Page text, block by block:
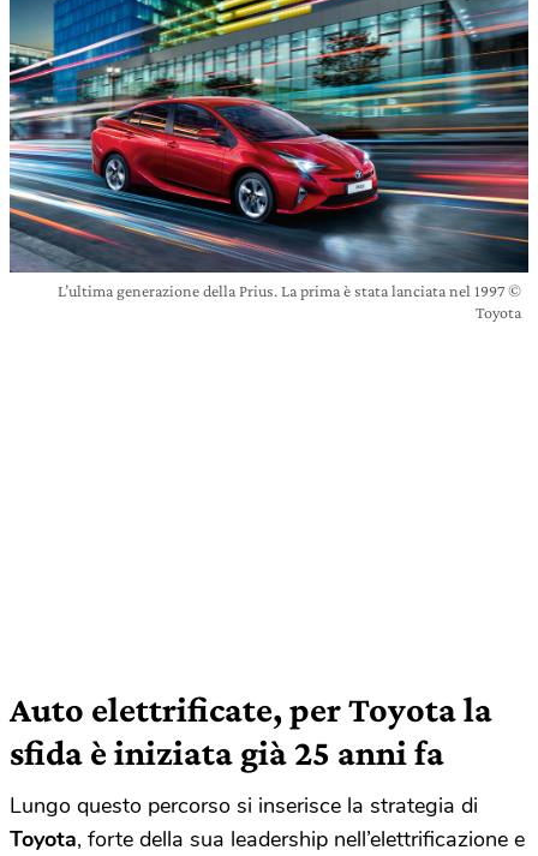
L’ultima generazione della Prius. La prima è stata lanciata nel 1997 ©
Toyota
Auto elettrificate, per Toyota la
sfida è iniziata già 25 anni fa
Lungo questo percorso si inserisce la strategia di
Toyota, forte della sua leadership nell’elettrificazione e